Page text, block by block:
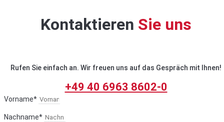
Kontaktieren Sie uns
Rufen Sie einfach an. Wir freuen uns auf das Gespräch mit Ihnen!
+49 40 6963 8602-0
Vorname*
Nachname*